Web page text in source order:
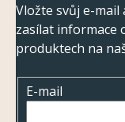
Vložte svůj e-mail
zasílat informace
produktech na
E-mail